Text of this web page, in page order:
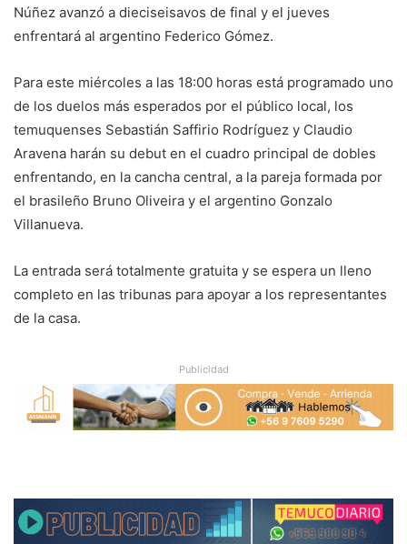
Núñez avanzó a dieciseisavos de final y el jueves
enfrentará al argentino Federico Gómez.
Para este miércoles a las 18:00 horas está programado uno
de los duelos más esperados por el público local, los
temuquenses Sebastián Saffirio Rodríguez y Claudio
Aravena harán su debut en el cuadro principal de dobles
enfrentando, en la cancha central, a la pareja formada por
el brasileño Bruno Oliveira y el argentino Gonzalo
Villanueva.
La entrada será totalmente gratuita y se espera un lleno
completo en las tribunas para apoyar a los representantes
de la casa.
Publicidad